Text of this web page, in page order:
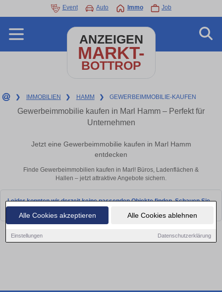
Alle Cookies akzeptieren Alle Cookies ablehnen
Einstellungen Datenschutzerklärung
Event Auto Immo Job
ANZEIGEN
MARKT-
BOTTROP
❯ IMMOBILIEN ❯ HAMM ❯ GEWERBEIMMOBILIE-KAUFEN
Gewerbeimmobilie kaufen in Marl Hamm – Perfekt für
Unternehmen
Jetzt eine Gewerbeimmobilie kaufen in Marl Hamm
entdecken
Finde Gewerbeimmobilien kaufen in Marl! Büros, Ladenflächen &
Hallen – jetzt attraktive Angebote sichern.
Leider konnten wir derzeit keine passenden Objekte finden. Schauen Sie